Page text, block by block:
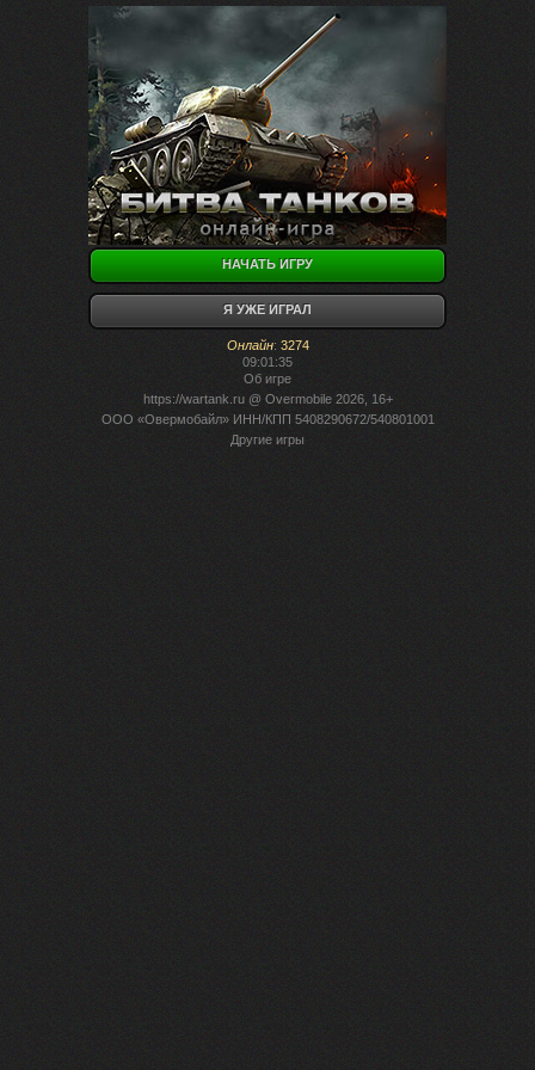
НАЧАТЬ ИГРУ
Я УЖЕ ИГРАЛ
Онлайн: 3274
09:01:35
Об игре
https://wartank.ru@ Overmobile 2026, 16+
ООО «Овермобайл» ИНН/КПП 5408290672/540801001
Другие игры